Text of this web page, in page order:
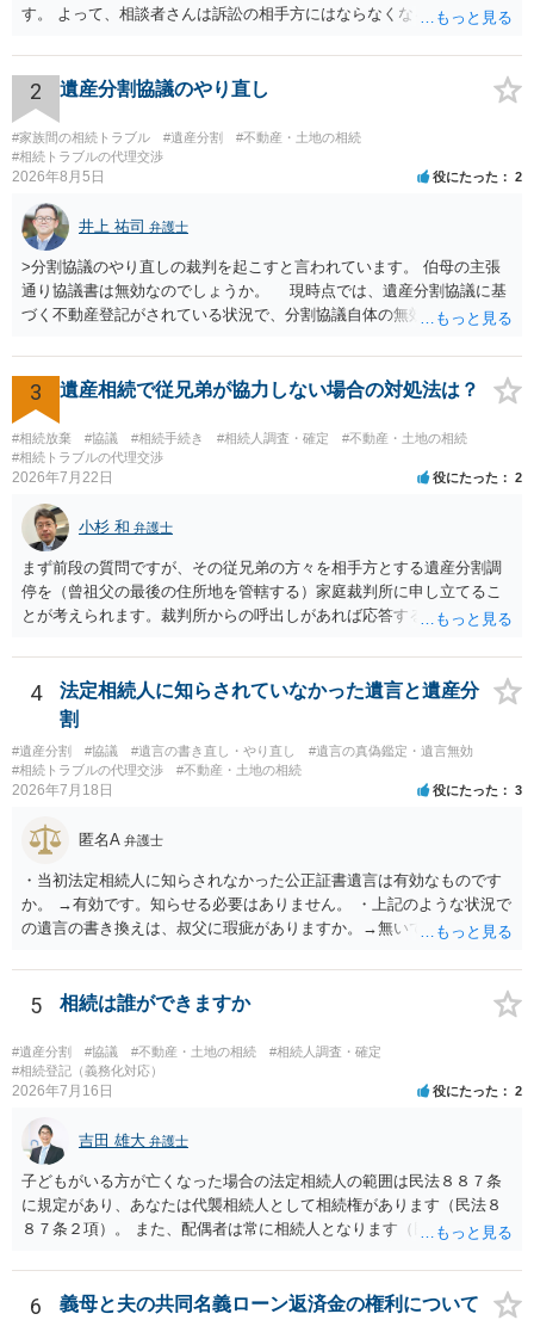
す。 よって、相談者さんは訴訟の相手方にはならなくなるので（明け
理証明を家庭裁判所で取得し、コピーを答弁書に添えて裁判所に提出
してください。 質問２について 請求棄却を求める答弁書を提出すれ
ば、第１回期日は出席する必要がありません。その日は差支え（用事
があり出席できない）との記載で十分です。 質問３について 弁護士で
はないので、ｍｉｎｔｓでの提出の必要は無いと思います。郵送（期
限までに届けばよい）で十分です。 詳細は、書面記載の裁判所書記官
にお問い合わせください。 以上、ご参考まで。
2 遺産分割協議のやり直し
#家族間の相続トラブル #遺産分割
#不動産・土地の相続
#相続トラブルの代理交渉
2026年8月5日 役にたった 2
井上 祐司 弁護士
>分割協議のやり直しの裁判を起こすと言われています。 伯母の主張
通り協議書は無効なのでしょうか。 現時点では、遺産分割協議に基
づく不動産登記がされている状況で、分割協議自体の無効を裁判所が
方の訴訟の主張及び立証次第ですが、 ・御祖母様の認知能力に関する
医師の意見書、筆跡鑑定 が提出されればその効力が否定される可能性
はありますが、 ・伯母様自身が分割協議に加わっていること ・御祖母
様の意に反する遺産分割協議を行う実益が誰にあったかの立証が困難
であること からすると、実際に遺産分割協議の効力が否定される可能
性はそれほど高くない（立証のハードルは非常に高い）ということが
言えると思います。
3 遺産相続で従兄弟が協力しない場合の対処法は？
#相続放棄 #協議 #相続手続き #相続人調査・確定
#不動産・土地の相続
#相続トラブルの代理交渉
2026年7月22日 役にたった 2
小杉 和 弁護士
まず前段の質問ですが、その従兄弟の方々を相手方とする遺産分割調
停を（曾祖父の最後の住所地を管轄する）家庭裁判所に申し立てるこ
とが考えられます。裁判所からの呼出しがあれば応答する可能性がま
能と思われます。時間が思った以上にないので必要書類をてきぱきと
揃える必要があります。その点是非御注意ください。
4
法定相続人に知らされていなかった遺言と遺産分
割
#遺産分割 #協議 #遺言の書き直し・やり直し
#遺言の真偽鑑定・遺言無効
#相続トラブルの代理交渉
#不動産・土地の相続
2026年7月18日 役にたった 3
匿名A 弁護士
・当初法定相続人に知らされなかった公正証書遺言は有効なものです
か。 →有効です。知らせる必要はありません。 ・上記のような状況で
の遺言の書き換えは、叔父に瑕疵がありますか。→無いです。 ・分割
ますか。 →本人が自由に決められますので、どこが妥当とは言えない
です。客観的な基準もありません。 ・できれば穏やかに、分割を拒否
ないということでしょうか。遺言で、受取を指定されててもいらない
と拒否することはできます。理由を説明する必要はありません。
5 相続は誰ができますか
#遺産分割 #協議 #不動産・土地の相続
#相続人調査・確定
#相続登記（義務化対応）
2026年7月16日 役にたった 2
吉田 雄大 弁護士
子どもがいる方が亡くなった場合の法定相続人の範囲は民法８８７条
に規定があり、あなたは代襲相続人として相続権があります（民法８
８７条２項）。 また、配偶者は常に相続人となります（民法８９０
も相続権があります。つまり、孫５人に加えて「おじ又はおば」にも
相続権がある可能性があります。
6
義母と夫の共同名義ローン返済金の権利について